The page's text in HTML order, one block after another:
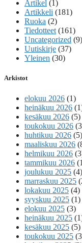
Artikel (1)
Artikkeli (181)
Ruoka (2)
Tiedotteet (161)
Uncategorized (9)
Uutiskirje (37)
Yleinen (30)
Arkistot
elokuu 2026 (1)
heinäkuu 2026
kesäkuu 2026 (5)
toukokuu 2026
huhtikuu 2026 (5)
maaliskuu 2026
helmikuu 2026
tammikuu 2026
joulukuu 2025 (4)
marraskuu 2025
lokakuu 2025 (4)
syyskuu 2025 (1)
elokuu 2025 (3)
heinäkuu 2025
kesäkuu 2025 (5)
toukokuu 2025